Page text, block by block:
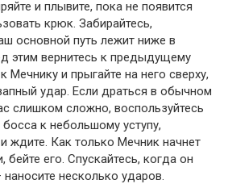
и плывите, пока не появится
крюк. Забирайтесь,
основной путь лежит ниже в
этим вернитесь к предыдущему
Мечнику и прыгайте на него сверху,
удар. Если драться в обычном
слишком сложно, воспользуйтесь
к небольшому уступу,
ждите. Как только Мечник начнет
бейте его. Спускайтесь, когда он
несколько ударов.